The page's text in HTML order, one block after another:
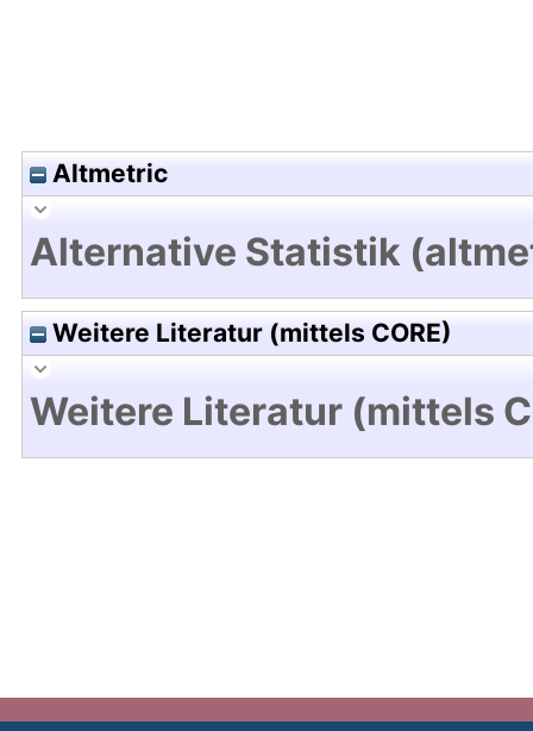
Altmetric
Alternative Statistik
Weitere Literatur (mittels CORE)
Weitere Literatur (mittels